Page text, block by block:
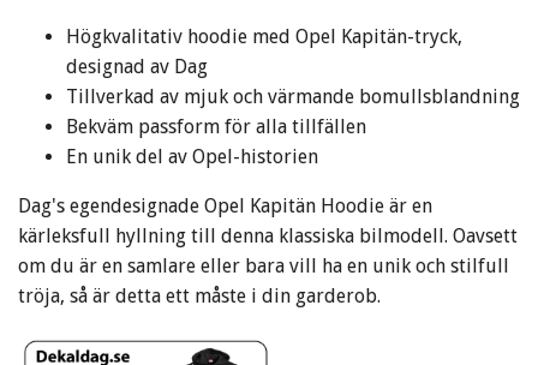
Högkvalitativ hoodie med Opel Kapitän-tryck,
designad av Dag
Tillverkad av mjuk och värmande bomullsblandning
Bekväm passform för alla tillfällen
En unik del av Opel-historien
Dag's egendesignade Opel Kapitän Hoodie är en
kärleksfull hyllning till denna klassiska bilmodell. Oavsett
om du är en samlare eller bara vill ha en unik och stilfull
tröja, så är detta ett måste i din garderob.